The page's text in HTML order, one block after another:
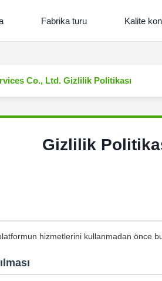
Fabrika turu Kalite
Co., Ltd. Gizlilik Politikası
Gizlilik
hizmetlerini kullanmadan önce